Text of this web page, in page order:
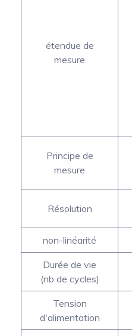
étendue de
mesure
Principe de
mesure
Résolution
non-linéarité
Durée de vie
(nb de cycles)
Tension
d'alimentation